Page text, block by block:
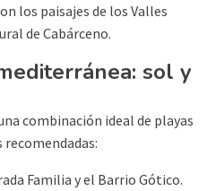
los paisajes de los Valles
de Cabárceno.
sol y
combinación ideal de playas
Familia y el Barrio Gótico.